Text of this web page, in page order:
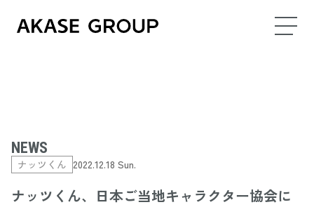
NEWS
ナッツくん 2022.12.18 Sun.
ナッツくん、日本ご当地キャラクター協会に